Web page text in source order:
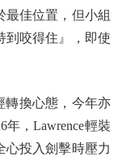
最佳位置，但小組
到咬得住』，即使
換心態，今年亦
，Lawrence輕裝
心投入劍擊時壓力